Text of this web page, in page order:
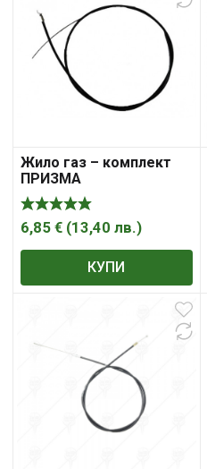
Жило газ – комплект
ПРИЗМА
6,85 € (13,40 лв.)
КУПИ